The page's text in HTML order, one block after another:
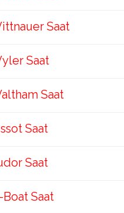
Saat
Saat
Saat
Saat
Saat
Boat Saat